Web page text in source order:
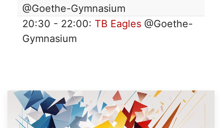
@Goethe-Gymnasium
20:30 - 22:00: TB Eagles @Goethe-
Gymnasium